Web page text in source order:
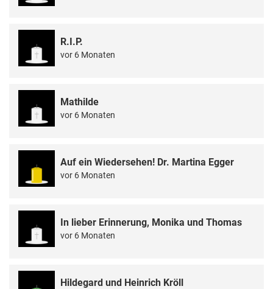
R.I.P.
vor 6 Monaten
Mathilde
vor 6 Monaten
Auf ein Wiedersehen! Dr. Martina Egger
vor 6 Monaten
In lieber Erinnerung, Monika und Thomas
vor 6 Monaten
Hildegard und Heinrich Kröll